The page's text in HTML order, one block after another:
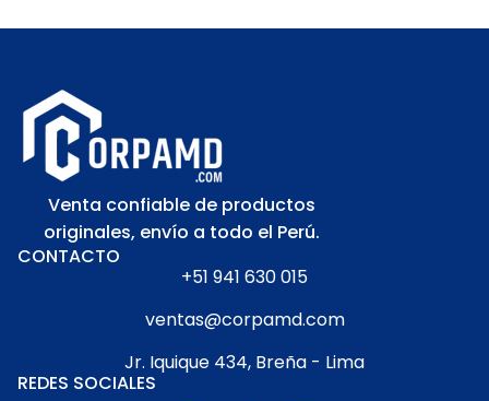
Venta confiable de productos
originales, envío a todo el Perú.
CONTACTO
+51 941 630 015
ventas@corpamd.com
Jr. Iquique 434, Breña - Lima
REDES SOCIALES